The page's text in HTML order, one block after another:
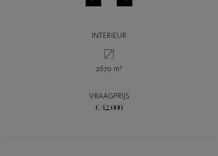
INTERIEUR
2670 m²
VRAAGPRIJS
€ 42.000